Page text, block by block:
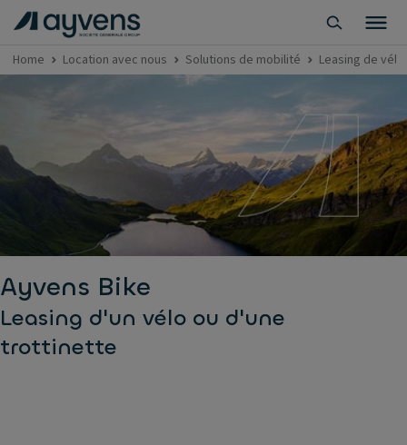
Home Location avec nous Solutions de mobilité Leasing de vélo
Ayvens Bike
Leasing d'un vélo ou d'une
trottinette